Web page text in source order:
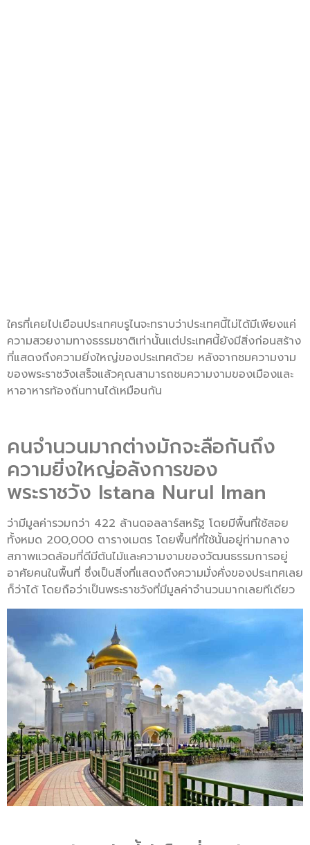
ใครที่เคยไปเยือนประเทศบรูไนจะทราบว่าประเทศนี้ไม่ได้มีเพียงแค่
ความสวยงามทางธรรมชาติเท่านั้นแต่ประเทศนี้ยังมีสิ่งก่อนสร้าง
ที่แสดงถึงความยิ่งใหญ่ของประเทศด้วย หลังจากชมความงาม
ของพระราชวังเสร็จแล้วคุณสามารถชมความงามของเมืองและ
หาอาหารท้องถิ่นทานได้เหมือนกัน
คนจำนวนมากต่างมักจะลือกันถึง
ความยิ่งใหญ่อลังการของ
พระราชวัง Istana Nurul Iman
ว่ามีมูลค่ารวมกว่า 422 ล้านดอลลาร์สหรัฐ โดยมีพื้นที่ใช้สอย
ทั้งหมด 200,000 ตารางเมตร โดยพื้นที่ที่ใช้นั้นอยู่ท่ามกลาง
สภาพแวดล้อมที่ดีมีต้นไม้และความงามของวัฒนธรรมการอยู่
อาศัยคนในพื้นที่ ซึ่งเป็นสิ่งที่แสดงถึงความมั่งคั่งของประเทศเลย
ก็ว่าได้ โดยถือว่าเป็นพระราชวังที่มีมูลค่าจำนวนมากเลยทีเดียว